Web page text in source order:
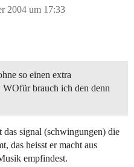
2004 um 17:33
so einen extra
WOfür brauch ich den denn
das signal (schwingungen) die
das heisst er macht aus
empfindest.